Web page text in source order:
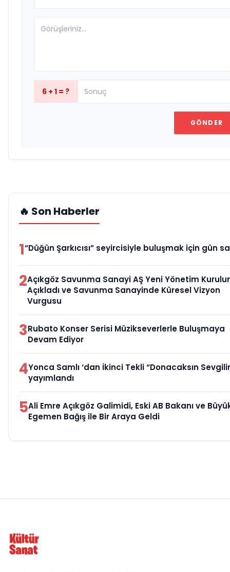
6 + 1 = ?
GÖNDER
🔥 Son Haberler
1“Düğün Şarkıcısı” seyircisiyle buluşmak için gün
2Açıkgöz Savunma Sanayi AŞ Yeni Yönetim
Açıkladı ve Savunma Sanayinde Küresel Vizyon
Vurgusu
3Rubato Konser Serisi Müzikseverlerle Buluşmaya
Devam Ediyor
4Yonca Samlı ‘dan İkinci Tekli “Donacaksın
yayımlandı
5Ali Emre Açıkgöz Galimidi, Eski AB Bakanı ve
Egemen Bağış ile Bir Araya Geldi